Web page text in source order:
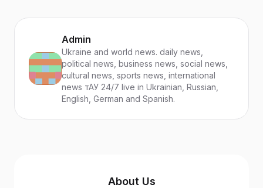
Admin
Ukraine and world news. daily news,
political news, business news, social news,
cultural news, sports news, international
news тАУ 24/7 live in Ukrainian, Russian,
English, German and Spanish.
About Us